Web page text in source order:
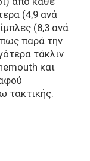
(4,9 ανά
(8,3 ανά
παρά την
τάκλιν
και
τακτικής.